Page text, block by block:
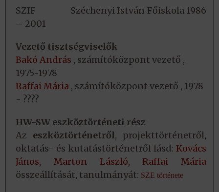
SZIF Széchenyi István Főiskola 1986
– 2001
Vezető tisztségviselők
Bakó András , számítóközpont vezető ,
1975-1978
Raffai Mária , számítóközpont vezető , 1978
- ????
HW-SW eszköztörténeti rész
Az eszköztörténetről, projekttörténetről,
oktatás- és kutatástörténetről lásd: Kovács
János,
Marton László,
Raffai Mária
összeállítását, tanulmányát: SZE története